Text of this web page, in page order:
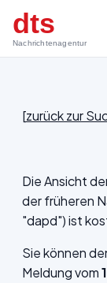
dts
Nachrichtenagentur
[zurück zur
Die Ansicht
der früheren
"dapd") ist
Sie können
Meldung vom